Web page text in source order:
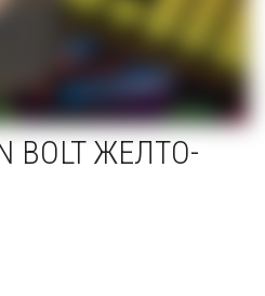
BOLT ЖЕЛТО-